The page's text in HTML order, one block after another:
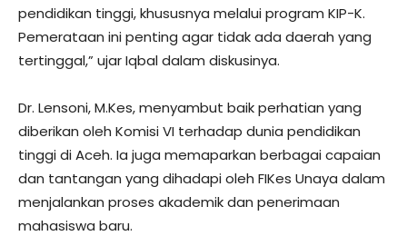
pendidikan tinggi, khususnya melalui program KIP-K.
Pemerataan ini penting agar tidak ada daerah yang
tertinggal,” ujar Iqbal dalam diskusinya.
Dr. Lensoni, M.Kes, menyambut baik perhatian yang
diberikan oleh Komisi VI terhadap dunia pendidikan
tinggi di Aceh. Ia juga memaparkan berbagai capaian
dan tantangan yang dihadapi oleh FIKes Unaya dalam
menjalankan proses akademik dan penerimaan
mahasiswa baru.